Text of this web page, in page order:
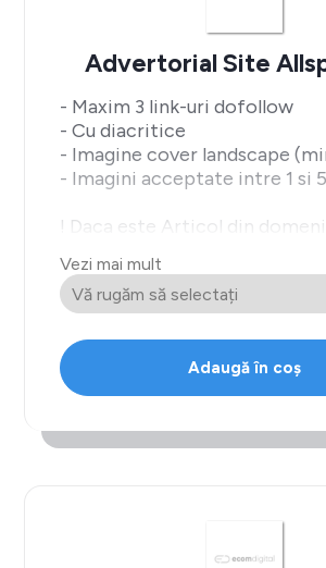
Advertorial Site
- Maxim 3 link-uri dofollow
- Cu diacritice
- Imagine cover landscape
- Imagini acceptate intre 1 si 5
! Daca este Articol din
pretul de Bet/Casino
Vezi mai mult
Adaugă în coș